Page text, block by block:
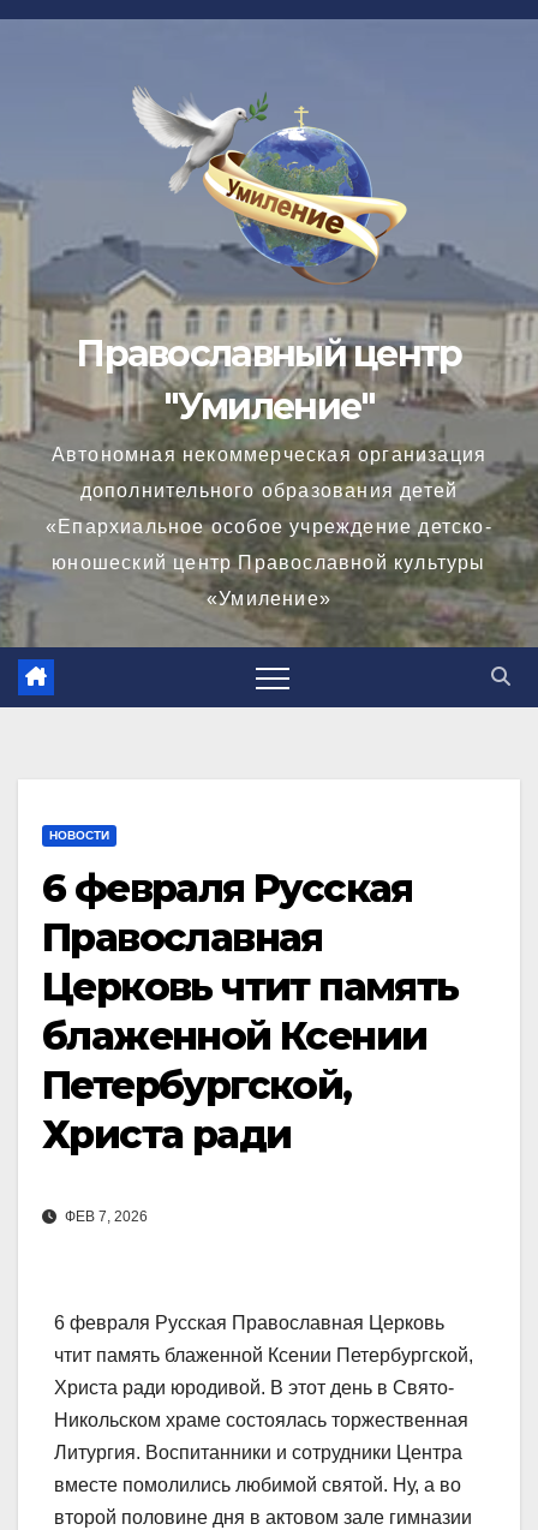
Перейти
Православный центр
"Умиление"
Автономная некоммерческая организация
дополнительного образования детей
«Епархиальное особое учреждение детско-
юношеский центр Православной культуры
«Умиление»
НОВОСТИ
6 февраля Русская
Православная
Церковь чтит память
блаженной Ксении
Петербургской,
Христа ради
ФЕВ 7, 2026
6 февраля Русская Православная Церковь
чтит память блаженной Ксении Петербургской,
Христа ради юродивой. В этот день в Свято-
Никольском храме состоялась торжественная
Литургия. Воспитанники и сотрудники Центра
вместе помолились любимой святой. Ну, а во
второй половине дня в актовом зале гимназии